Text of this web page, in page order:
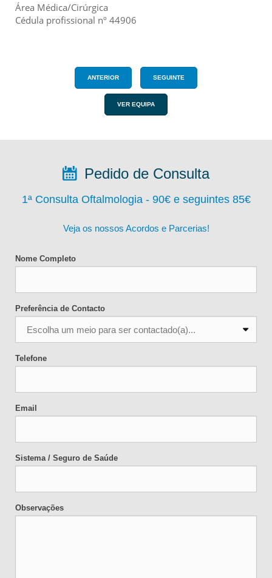
Área Médica/Cirúrgica
Cédula profissional nº 44906
ANTERIOR SEGUINTE
VER EQUIPA
Pedido de Consulta
1ª Consulta Oftalmologia - 90€ e seguintes 85€
Veja os nossos Acordos e Parcerias!
Nome Completo
Preferência de Contacto
Telefone
Email
Sistema / Seguro de Saúde
Observações